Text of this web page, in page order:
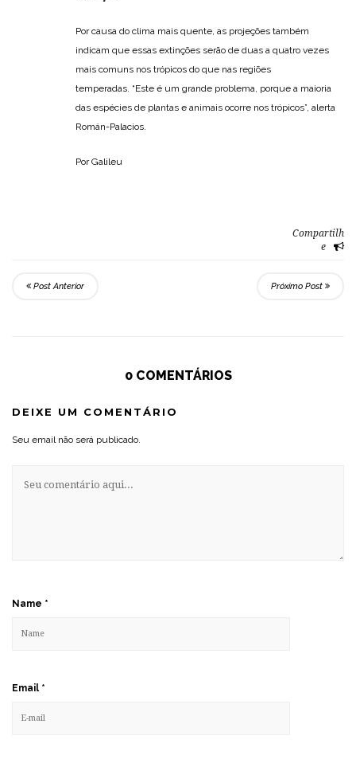
Por causa do clima mais quente, as projeções também
indicam que essas extinções serão de duas a quatro vezes
mais comuns nos trópicos do que nas regiões
temperadas. “Este é um grande problema, porque a maioria
das espécies de plantas e animais ocorre nos trópicos”, alerta
Román-Palacios.
Por Galileu
Compartilh
e
Post Anterior Próximo Post
0 COMENTÁRIOS
DEIXE UM COMENTÁRIO
Seu email não será publicado.
Name *
Email *